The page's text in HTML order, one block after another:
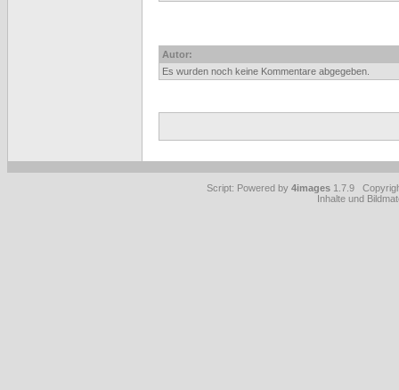
Autor:
Es wurden noch keine Kommentare abgegeben.
Script: Powered by 4images 1.7.9
Inhalte und